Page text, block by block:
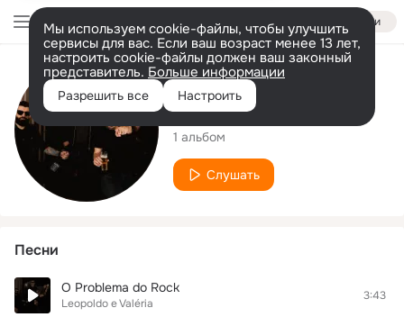
Войти
Мы используем cookie-файлы, чтобы улучшить
сервисы для вас. Если ваш возраст менее 13 лет,
настроить cookie-файлы должен ваш законный
представитель. Больше информации
Разрешить все Настроить
Исполнитель
Leopoldo e Valéria
1 альбом
Слушать
Песни
O Problema do Rock
Leopoldo e Valéria
3:43